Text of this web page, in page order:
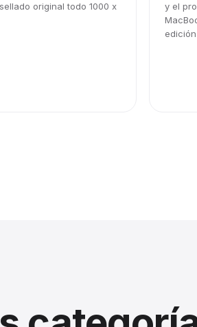
original todo 1000 x
y el